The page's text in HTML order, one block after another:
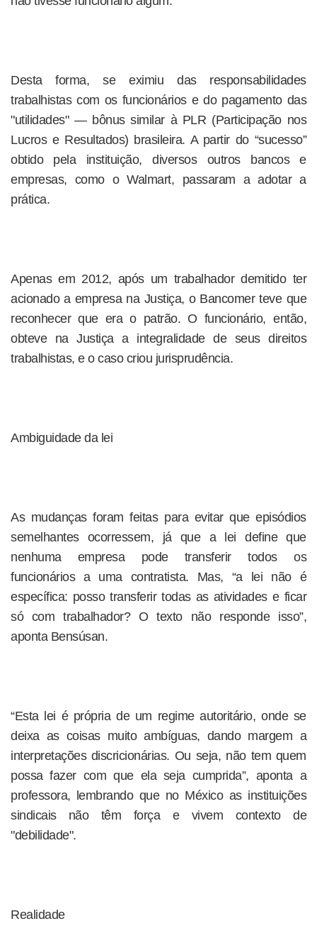
Desta forma, se eximiu das responsabilidades
trabalhistas com os funcionários e do pagamento das
"utilidades" — bônus similar à PLR (Participação nos
Lucros e Resultados) brasileira. A partir do “sucesso”
obtido pela instituição, diversos outros bancos e
empresas, como o Walmart, passaram a adotar a
prática.
Apenas em 2012, após um trabalhador demitido ter
acionado a empresa na Justiça, o Bancomer teve que
reconhecer que era o patrão. O funcionário, então,
obteve na Justiça a integralidade de seus direitos
trabalhistas, e o caso criou jurisprudência.
Ambiguidade da lei
As mudanças foram feitas para evitar que episódios
semelhantes ocorressem, já que a lei define que
nenhuma empresa pode transferir todos os
funcionários a uma contratista. Mas, “a lei não é
específica: posso transferir todas as atividades e ficar
só com trabalhador? O texto não responde isso”,
aponta Bensúsan.
“Esta lei é própria de um regime autoritário, onde se
deixa as coisas muito ambíguas, dando margem a
interpretações discricionárias. Ou seja, não tem quem
possa fazer com que ela seja cumprida”, aponta a
professora, lembrando que no México as instituições
sindicais não têm força e vivem contexto de
"debilidade".
Realidade